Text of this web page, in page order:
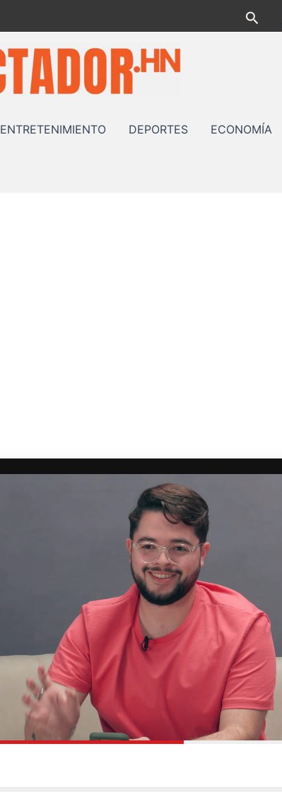
Buscar
ENTRETENIMIENTO DEPORTES ECONOMÍA